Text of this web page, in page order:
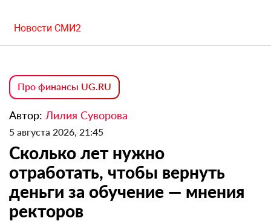
Новости СМИ2
Про финансы UG.RU
Автор: Лилия Суворова
5 августа 2026, 21:45
Сколько лет нужно
отработать, чтобы вернуть
деньги за обучение — мнения
ректоров